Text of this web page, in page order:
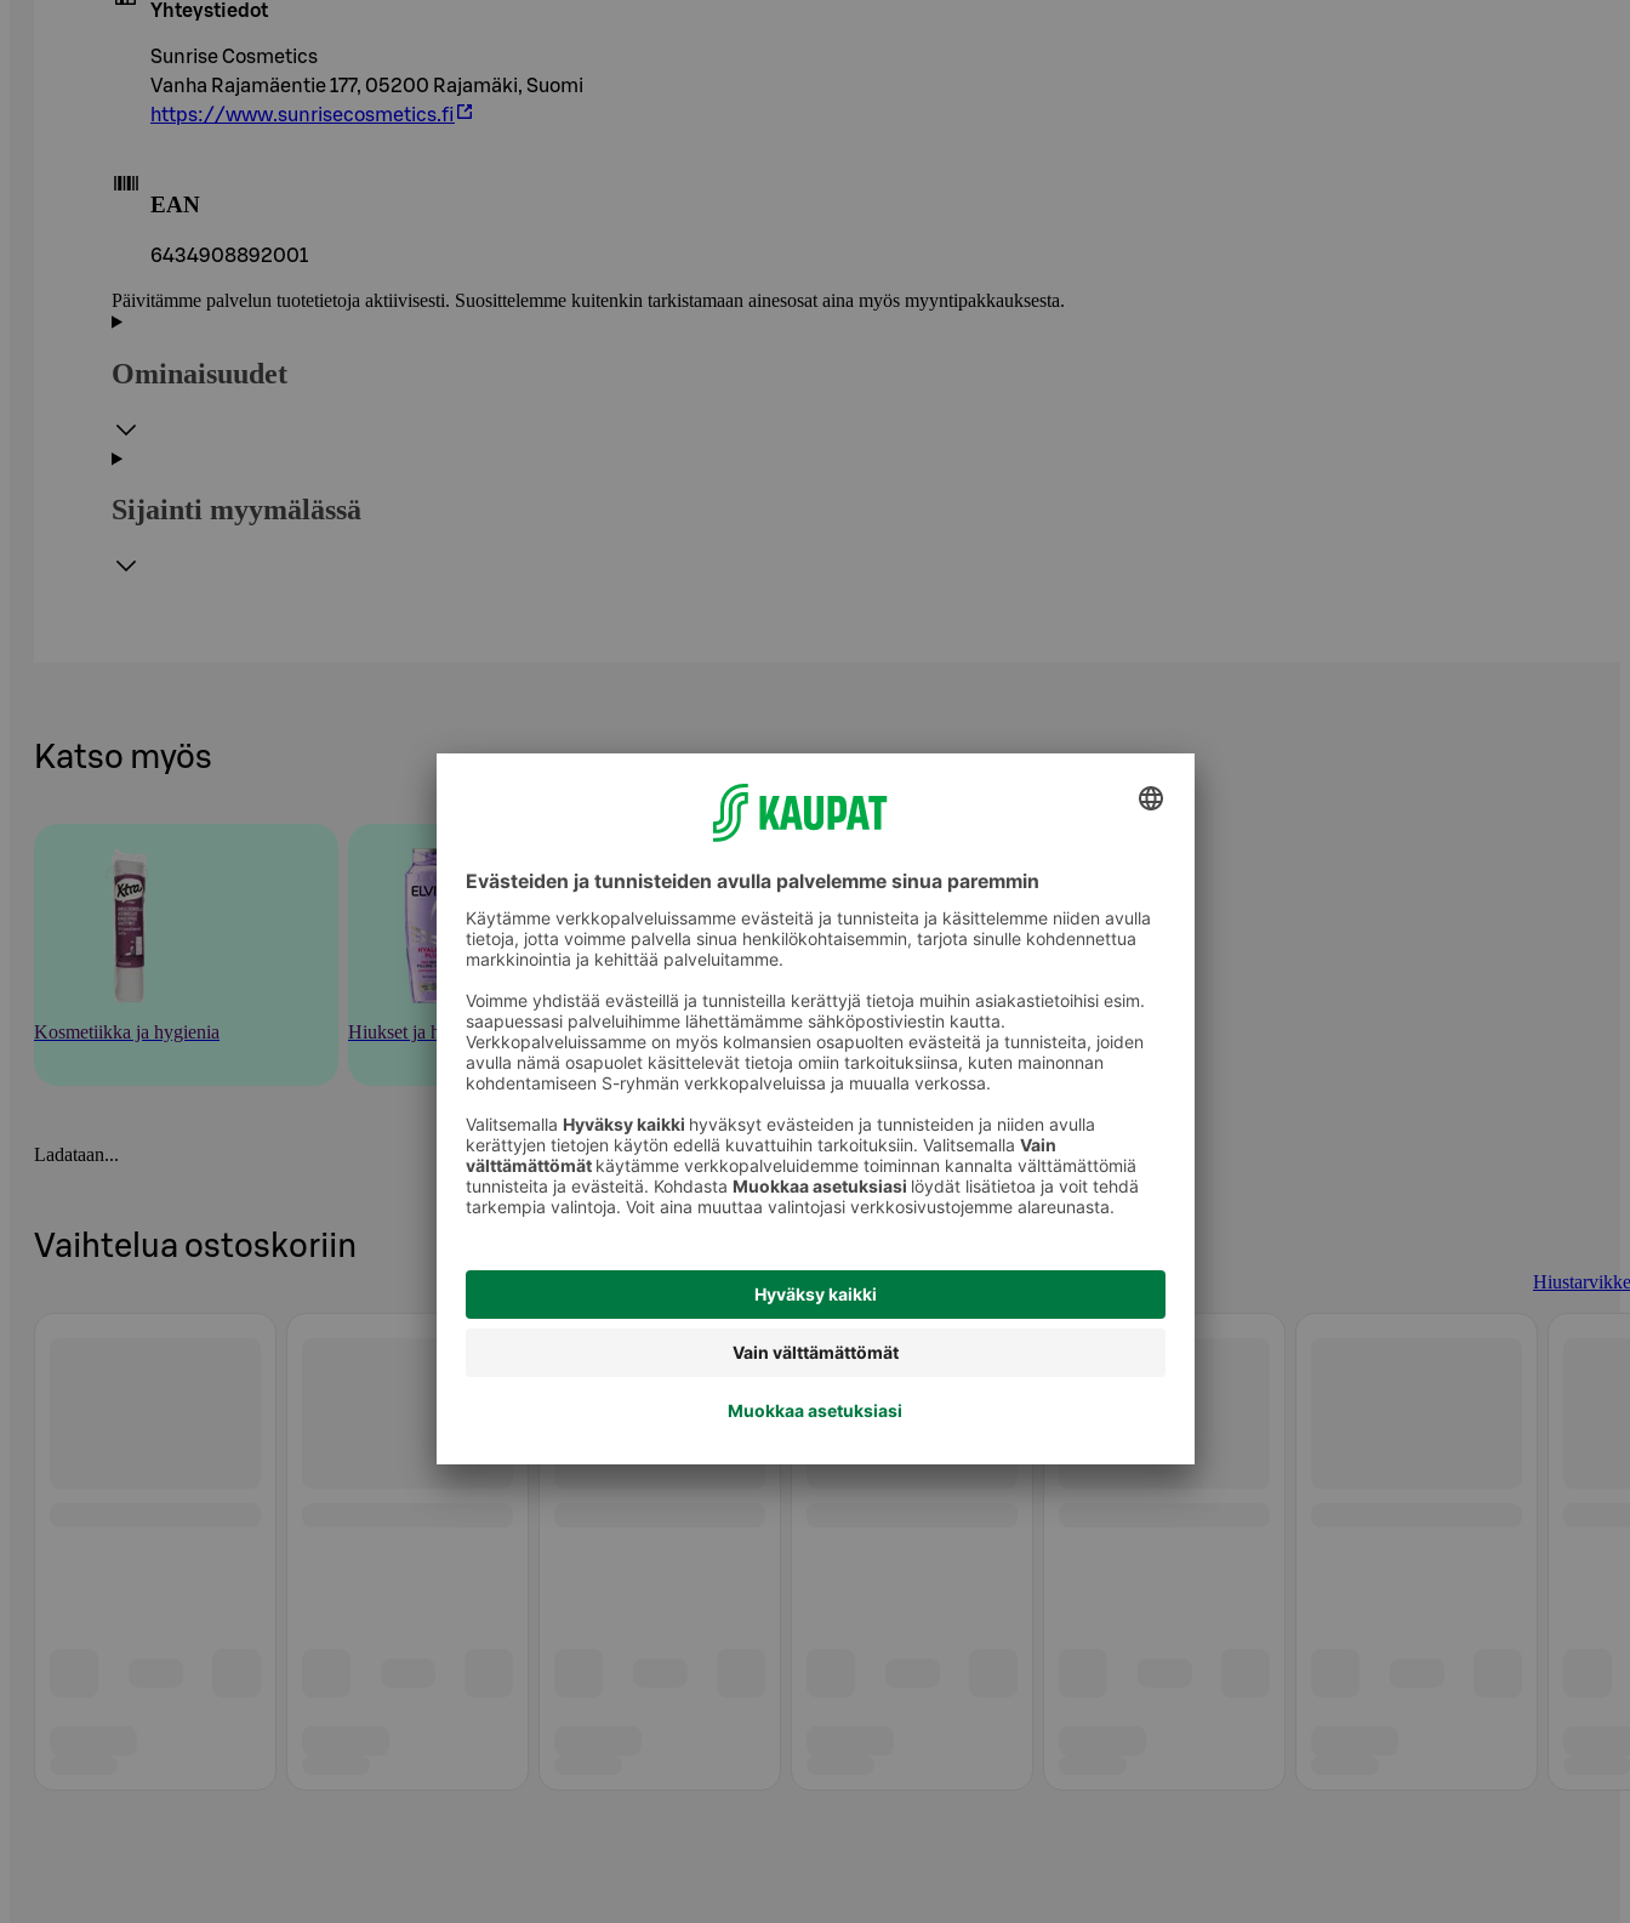
Yhteystiedot
Sunrise Cosmetics
Vanha Rajamäentie 177, 05200 Rajamäki, Suomi
https://www.sunrisecosmetics.fi
EAN
6434908892001
Päivitämme palvelun tuotetietoja aktiivisesti. Suosittelemme kuitenkin tarkistamaan ainesosat aina myös myyntipakkauksesta.
Ominaisuudet
Sijainti myymälässä
Katso myös
Kosmetiikka ja hygienia Hiukset ja hiustenhoito Hiustarvikkeet
Ladataan...
Vaihtelua ostoskoriin